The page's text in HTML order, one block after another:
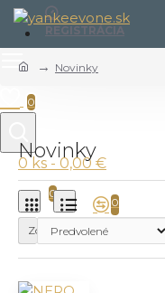
REGISTRÁCIA
0
0 ks - 0,00 €
0
Novinky
Novinky
0
Zoradiť podľa: